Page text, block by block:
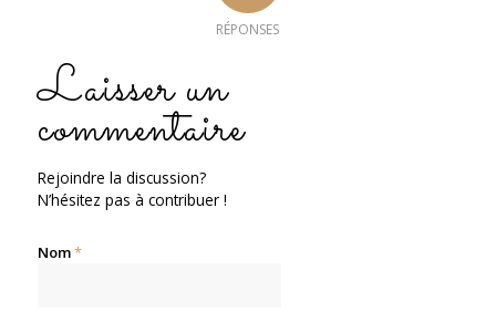
RÉPONSES
Laisser un
commentaire
Rejoindre la discussion?
N’hésitez pas à contribuer !
Nom*